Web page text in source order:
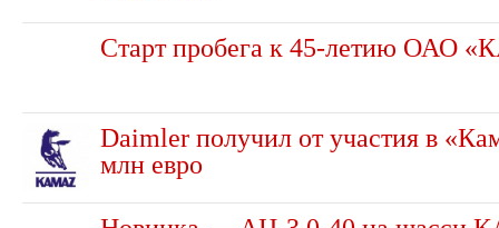
Старт пробега к 45-летию ОАО
Daimler получил от участия в
млн евро